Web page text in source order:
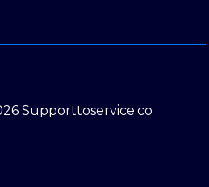
Supporttoservice.co